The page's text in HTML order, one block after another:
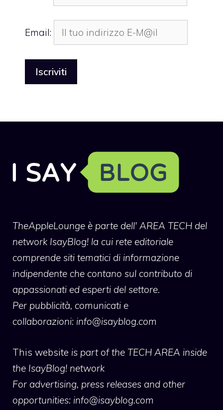
Email:
TheAppleLounge è parte dell' AREA TECH del
network IsayBlog! la cui rete editoriale
comprende siti tematici di informazione
indipendente che contano sul contributo di
appassionati ed esperti del settore.
Per pubblicità, comunicati e
collaborazioni: info@isayblog.com
This website is part of the TECH AREA inside
the IsayBlog! network
For advertising, press releases and other
opportunities: info@isayblog.com